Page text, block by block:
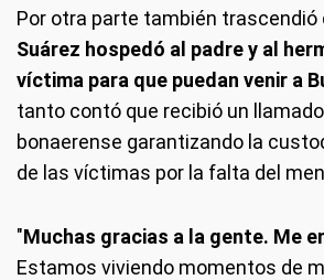
Por otra parte también trascendió
Suárez hospedó al padre y al
víctima para que puedan venir a
tanto contó que recibió un
bonaerense garantizando la
de las víctimas por la falta del
"Muchas gracias a la gente. Me
Estamos viviendo momentos de